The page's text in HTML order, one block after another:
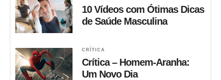
10 Vídeos com Ótimas Dicas
de Saúde Masculina
CRÍTICA
Crítica – Homem-Aranha:
Um Novo Dia